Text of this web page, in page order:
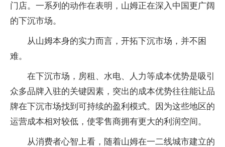
门店。一系列的动作在表明，山姆正在深入中国更广阔
的下沉市场。
从山姆本身的实力而言，开拓下沉市场，并不困
难。
在下沉市场，房租、水电、人力等成本优势是吸引
众多品牌入驻的关键因素，突出的成本优势往往能让品
牌在下沉市场找到可持续的盈利模式。因为这些地区的
运营成本相对较低，使零售商拥有更大的利润空间。
从消费者心智上看，随着山姆在一二线城市建立的